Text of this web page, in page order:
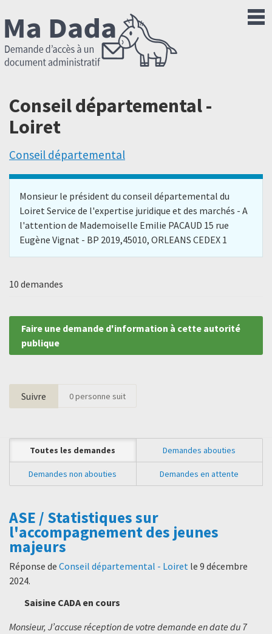
Conseil départemental -
Loiret
Conseil départemental
Monsieur le président du conseil départemental du
Loiret Service de l'expertise juridique et des marchés - A
l'attention de Mademoiselle Emilie PACAUD 15 rue
Eugène Vignat - BP 2019,45010, ORLEANS CEDEX 1
10 demandes
Faire une demande d'information à cette autorité
publique
Suivre 0personne suit
Toutes les demandes Demandes abouties
Demandes non abouties Demandes en attente
ASE / Statistiques sur
l'accompagnement des jeunes
majeurs
Réponse de Conseil départemental - Loiret le 9 décembre
2024.
Saisine CADA en cours
Monsieur, J’accuse réception de votre demande en date du 7